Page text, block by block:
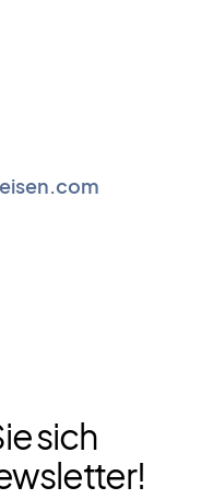
sich